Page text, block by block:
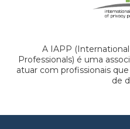
A IAPP
Professionals) é uma
atuar com profissionais
de